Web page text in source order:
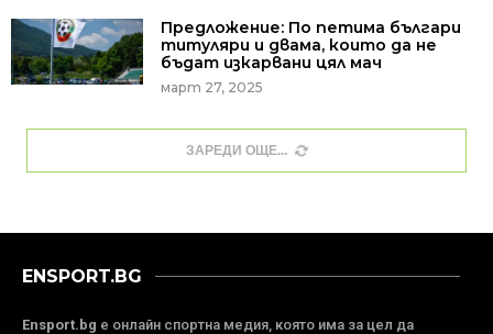
Предложение: По петима българи
титуляри и двама, които да не
бъдат изкарвани цял мач
март 27, 2025
ЗАРЕДИ ОЩЕ
ENSPORT.BG
Ensport.bg е онлайн спортна медия, която има за цел да